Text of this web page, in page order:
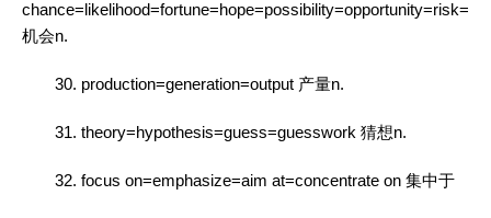
机会n.
30. production=generation=output 产量n.
31. theory=hypothesis=guess=guesswork 猜想n.
32. focus on=emphasize=aim at=concentrate on 集中于